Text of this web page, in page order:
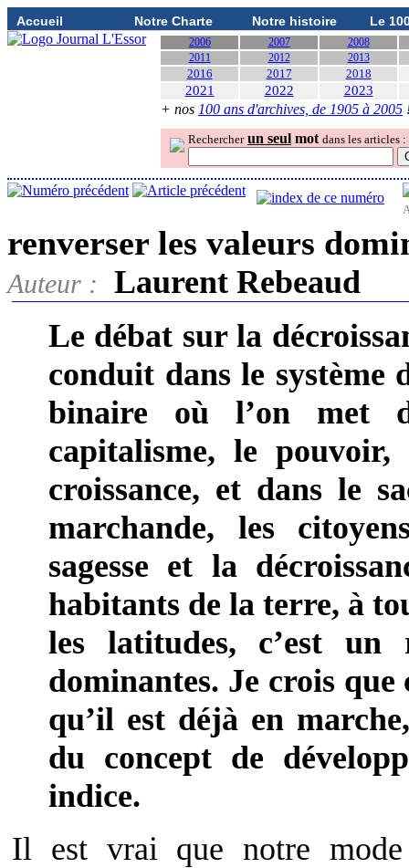
Accueil Notre Charte Notre histoire Le
2006 2007
2008
2011
2012 2013
2016 2017 2018
2021 2022 2023
+ nos 100 ans d'archives, de 1905 à 2005
Rechercher un seul mot dans les articles :
renverser les valeurs
Auteur :
Laurent Rebeaud
Le débat sur la
conduit dans le système
binaire où l’on met
capitalisme, le
croissance, et dans le
marchande, les
sagesse et la
habitants de la terre, à
les latitudes, c’est un
dominantes. Je crois que
qu’il est déjà en
du concept de
indice.
Il est vrai que notre mode